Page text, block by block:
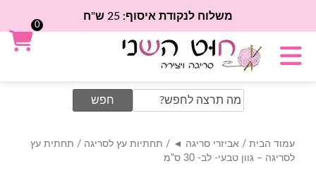
משלוח לנקודת איסוף: 25 ש"ח
Search
for:
עמוד הבית / אביזרי סריגה ◄ / תחתיות עץ לסריגה / תחתית עץ
לסריגה – גוון טבעי- לב- 30 ס"מ
0